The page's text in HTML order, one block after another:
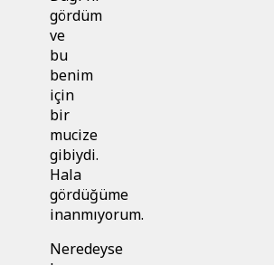
gördüm
ve
bu
benim
için
bir
mucize
gibiydi.
Hala
gördüğüme
inanmıyorum.
Neredeyse